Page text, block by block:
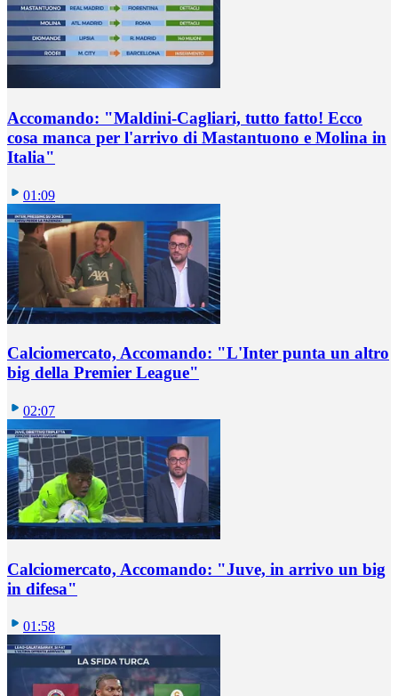
Accomando: "Maldini-Cagliari, tutto fatto! Ecco
cosa manca per l'arrivo di Mastantuono e Molina in
Italia"
01:09
Calciomercato, Accomando: "L'Inter punta un altro
big della Premier League"
02:07
Calciomercato, Accomando: "Juve, in arrivo un big
in difesa"
01:58